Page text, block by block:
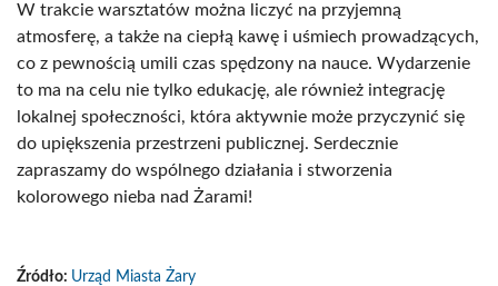
W trakcie warsztatów można liczyć na przyjemną
atmosferę, a także na ciepłą kawę i uśmiech prowadzących,
co z pewnością umili czas spędzony na nauce. Wydarzenie
to ma na celu nie tylko edukację, ale również integrację
lokalnej społeczności, która aktywnie może przyczynić się
do upiększenia przestrzeni publicznej. Serdecznie
zapraszamy do wspólnego działania i stworzenia
kolorowego nieba nad Żarami!
Źródło: Urząd Miasta Żary